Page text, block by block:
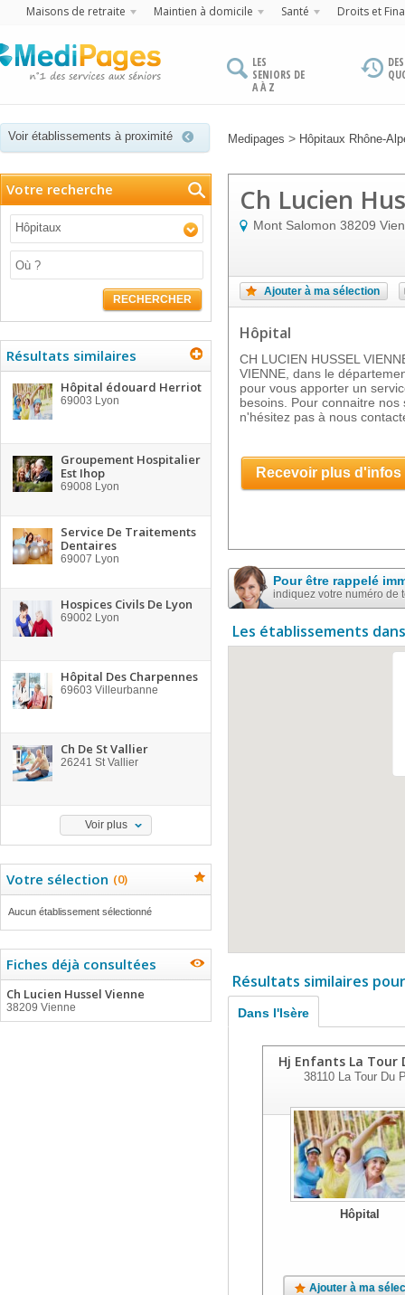
Maisons de retraite Maintien à domicile Santé Droits et
LES
SENIORS DE
A À Z
Voir établissements à proximité Medipages > Hôpitaux Rhône-
Votre recherche
Hôpitaux
RECHERCHER
Résultats similaires
Hôpital édouard Herriot
69003 Lyon
Groupement Hospitalier
Est Ihop
69008 Lyon
Service De Traitements
Dentaires
69007 Lyon
Hospices Civils De Lyon
69002 Lyon
Hôpital Des Charpennes
69603 Villeurbanne
Ch De St Vallier
26241 St Vallier
Voir plus
Votre sélection (0)
Aucun établissement sélectionné
Fiches déjà consultées
Ch Lucien Hussel Vienne
38209 Vienne
Ch Lucien
Mont Salomon 38209
Ajouter à ma sélection
Hôpital
CH LUCIEN HUSSEL
VIENNE, dans le
pour vous apporter un
besoins. Pour connaitre
n'hésitez pas à nous
Recevoir plus d'infos
Pour être rappelé
indiquez votre numéro de
Les établissements
Résultats similaires
Dans l'Isère
Hj Enfants La Tour
38110La Tour Du
Hôpital
Ajouter à ma